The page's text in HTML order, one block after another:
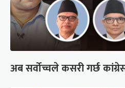
अब सर्वोच्चले कसरी गर्छ